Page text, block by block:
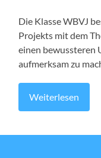
Die Klasse WBVJ
Projekts mit dem
einen bewussteren
aufmerksam zu
Weiterlesen